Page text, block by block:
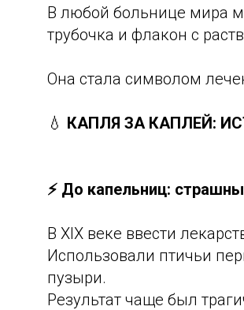
В любой больнице мира
трубочка и флакон с
Она стала символом
💧 КАПЛЯ ЗА КАПЛЕЙ:
⚡ До капельниц:
В XIX веке ввести
Использовали птичьи
пузыри.
Результат чаще был